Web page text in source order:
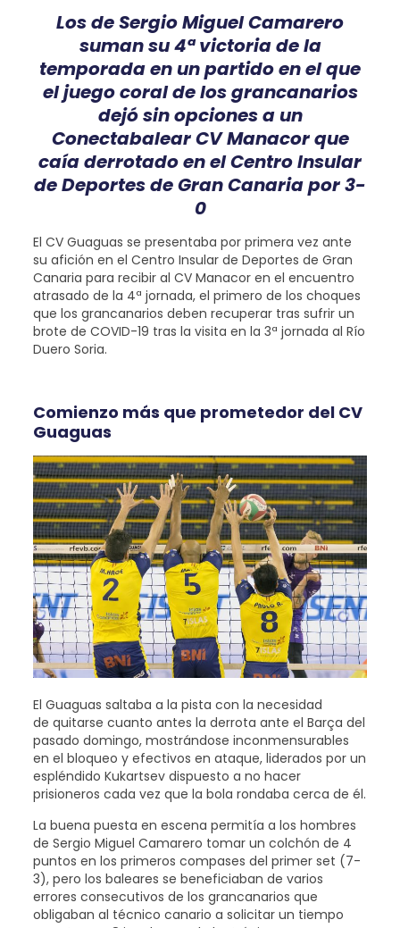
Los de Sergio Miguel Camarero
suman su 4ª victoria de la
temporada en un partido en el que
el juego coral de los grancanarios
dejó sin opciones a un
Conectabalear CV Manacor que
caía derrotado en el Centro Insular
de Deportes de Gran Canaria por 3-
0
El CV Guaguas se presentaba por primera vez ante
su afición en el Centro Insular de Deportes de Gran
Canaria para recibir al CV Manacor en el encuentro
atrasado de la 4ª jornada, el primero de los choques
que los grancanarios deben recuperar tras sufrir un
brote de COVID-19 tras la visita en la 3ª jornada al Río
Duero Soria.
Comienzo más que prometedor del CV
Guaguas
El Guaguas saltaba a la pista con la necesidad
de quitarse cuanto antes la derrota ante el Barça del
pasado domingo, mostrándose inconmensurables
en el bloqueo y efectivos en ataque, liderados por un
espléndido Kukartsev dispuesto a no hacer
prisioneros cada vez que la bola rondaba cerca de él.
La buena puesta en escena permitía a los hombres
de Sergio Miguel Camarero tomar un colchón de 4
puntos en los primeros compases del primer set (7-
3), pero los baleares se beneficiaban de varios
errores consecutivos de los grancanarios que
obligaban al técnico canario a solicitar un tiempo